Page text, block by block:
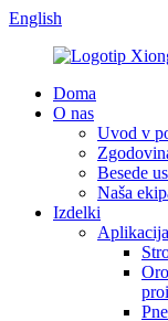
English
Doma
O nas
Uvod v
Besede
Naša
Izdelki
Aplikacija